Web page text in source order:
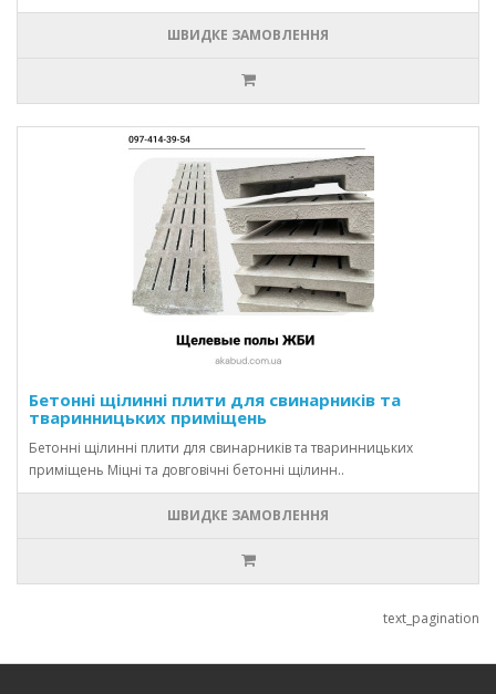
ШВИДКЕ ЗАМОВЛЕННЯ
Бетонні щілинні плити для свинарників та
тваринницьких приміщень
Бетонні щілинні плити для свинарників та тваринницьких
приміщень Міцні та довговічні бетонні щілинн..
ШВИДКЕ ЗАМОВЛЕННЯ
text_pagination